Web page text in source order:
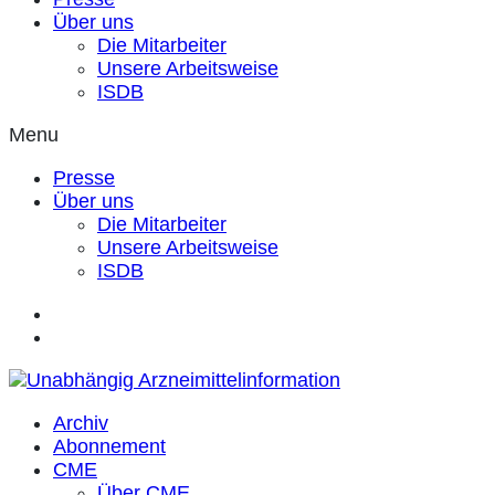
Über uns
Die Mitarbeiter
Unsere Arbeitsweise
ISDB
Menu
Presse
Über uns
Die Mitarbeiter
Unsere Arbeitsweise
ISDB
Archiv
Abonnement
CME